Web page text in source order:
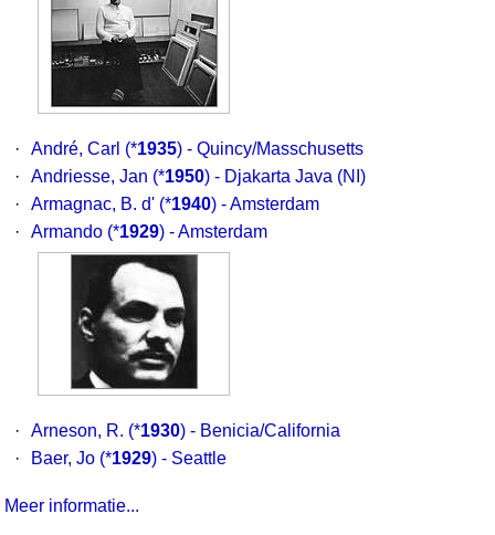
· André, Carl (*1935) - Quincy/Masschusetts
·
Andriesse, Jan (*1950) - Djakarta Java (NI)
·
Armagnac, B. d' (*1940) - Amsterdam
·
Armando (*1929) - Amsterdam
· Arneson, R. (*1930) - Benicia/California
·
Baer, Jo (*1929) - Seattle
Meer informatie...